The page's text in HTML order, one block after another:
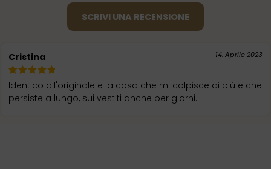
SCRIVI UNA RECENSIONE
Cristina 14. Aprile 2023
Identico all'originale e la cosa che mi colpisce di più e che
persiste a lungo, sui vestiti anche per giorni.